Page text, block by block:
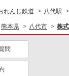
れんじ鉄道 八代駅
熊本県 八代市 株
問